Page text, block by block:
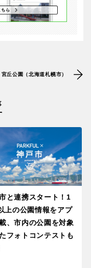
宮丘公園（北海道札幌市）
と連携スタート！1
上の公園情報をアプ
、市内の公園を対象
フォトコンテストも